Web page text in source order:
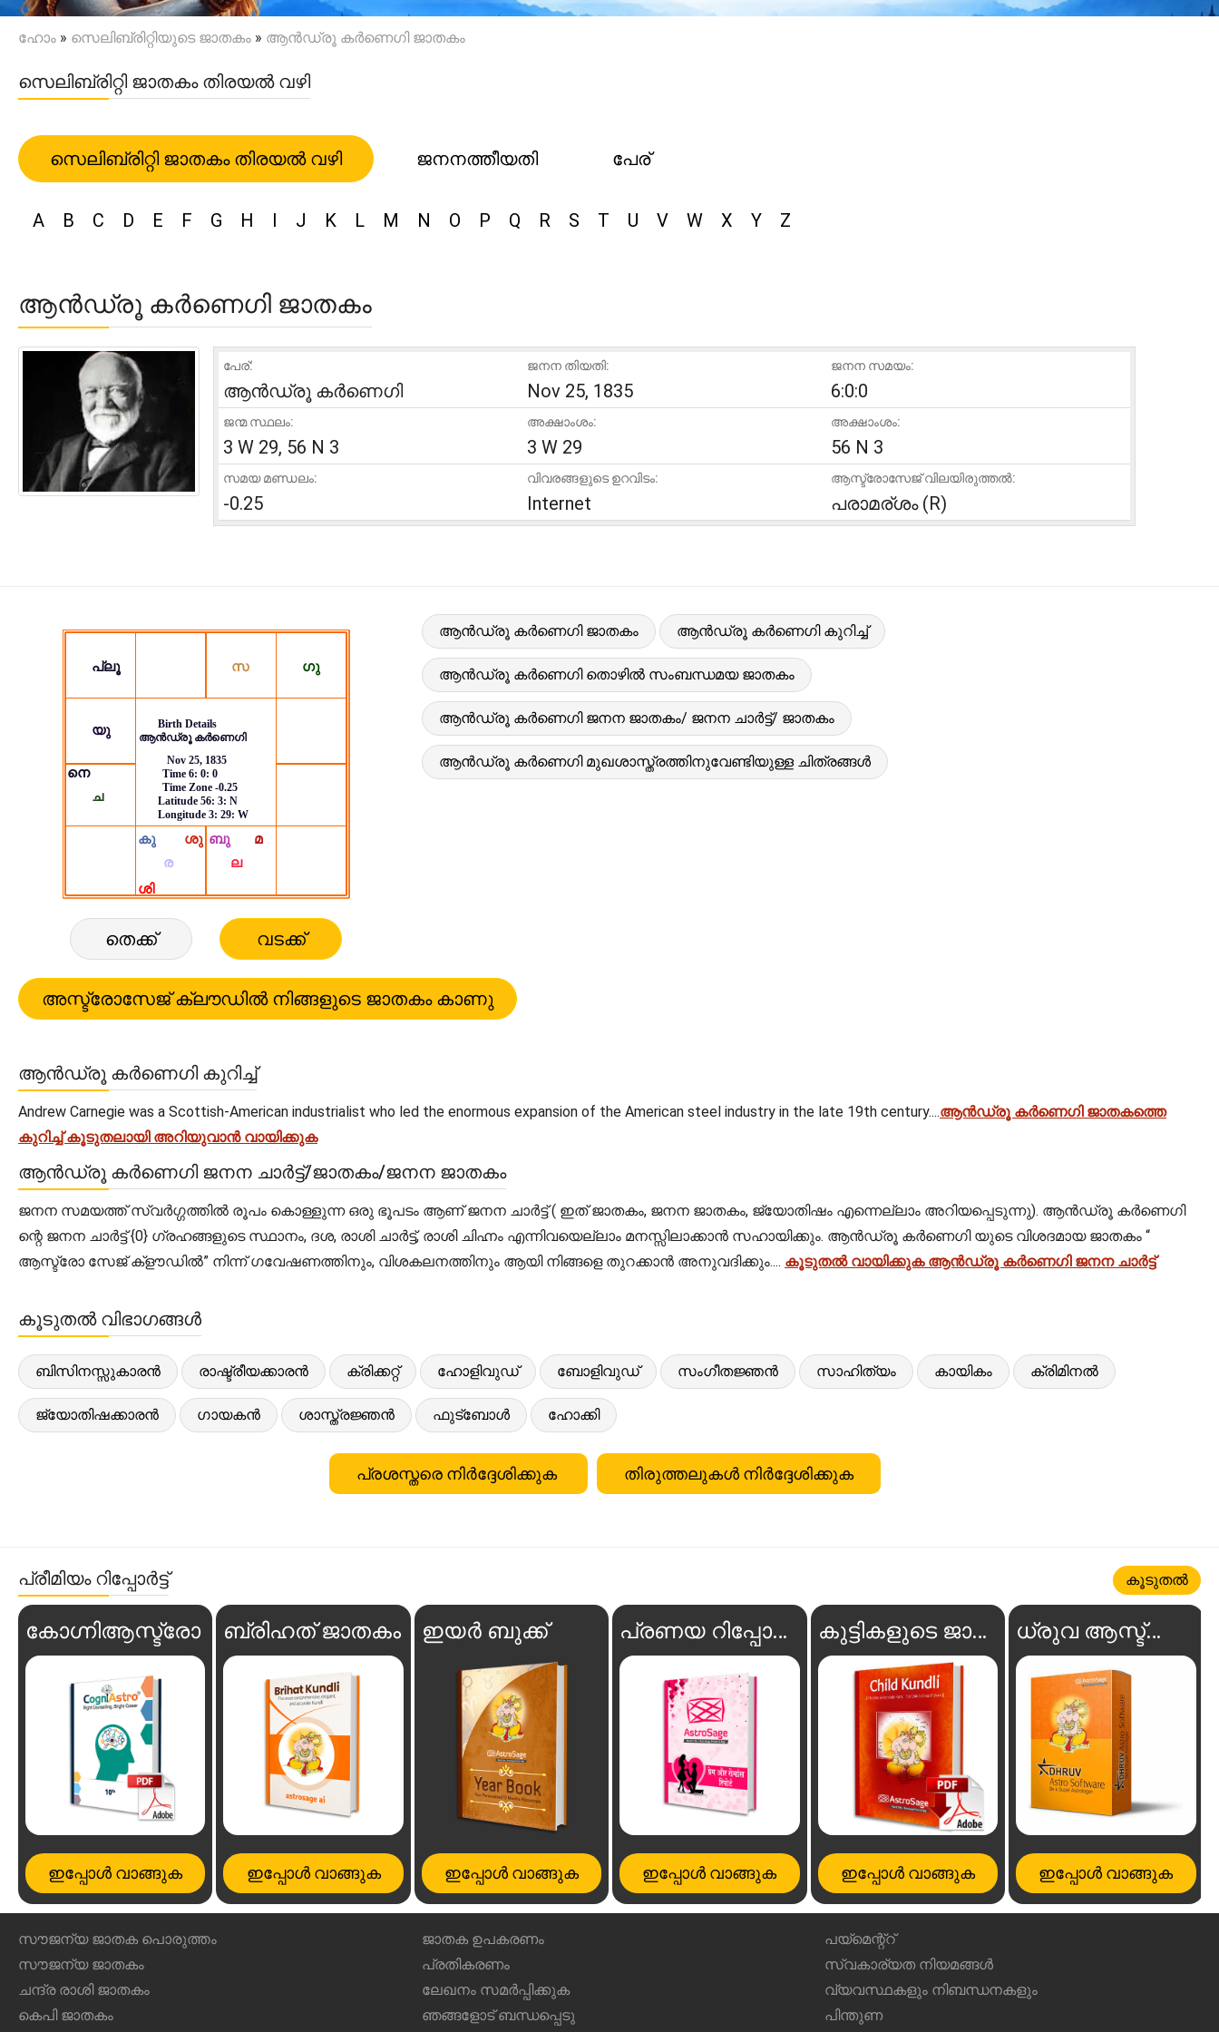
ഹോം » സെലിബ്രിറ്റിയുടെ ജാതകം » ആൻഡ്രൂ കർണെഗി ജാതകം
സെലിബ്രിറ്റി ജാതകം തിരയൽ വഴി
സെലിബ്രിറ്റി ജാതകം തിരയൽ വഴി ജനനത്തീയതി പേര്
A B C D E F G H I J K L M N O P Q R S T U V W X Y Z
ആൻഡ്രൂ കർണെഗി ജാതകം
പേര്:
ആൻഡ്രൂ കർണെഗി
ജനന തിയതി:
Nov 25, 1835
ജനന സമയം:
6:0:0
ജന്മ സ്ഥലം:
3 W 29, 56 N 3
അക്ഷാംശം:
3 W 29
അക്ഷാംശം:
56 N 3
സമയ മണ്ഡലം:
-0.25
വിവരങ്ങളുടെ ഉറവിടം:
Internet
ആസ്ട്രോസേജ് വിലയിരുത്തൽ:
പരാമര്ശം (R)
തെക്ക് വടക്ക്
ആൻഡ്രൂ കർണെഗി ജാതകം ആൻഡ്രൂ കർണെഗി കുറിച്ച്
ആൻഡ്രൂ കർണെഗി തൊഴിൽ സംബന്ധമയ ജാതകം
ആൻഡ്രൂ കർണെഗി ജനന ജാതകം/ ജനന ചാർട്ട്/ ജാതകം
ആൻഡ്രൂ കർണെഗി മുഖശാസ്ത്രത്തിനുവേണ്ടിയുള്ള ചിത്രങ്ങൾ
ആൻഡ്രൂ കർണെഗി കുറിച്ച്
Andrew Carnegie was a Scottish-American industrialist who led the enormous expansion of the American steel industry in the late 19th century....ആൻഡ്രൂ കർണെഗി ജാതകത്തെ
കുറിച്ച് കൂടുതലായി അറിയുവാൻ വായിക്കുക
ആൻഡ്രൂ കർണെഗി ജനന ചാർട്ട്/ജാതകം/ജനന ജാതകം
ജനന സമയത്ത് സ്വർഗ്ഗത്തിൽ രൂപം കൊള്ളുന്ന ഒരു ഭൂപടം ആണ് ജനന ചാർട്ട് ( ഇത് ജാതകം, ജനന ജാതകം, ജ്യോതിഷം എന്നെല്ലാം അറിയപ്പെടുന്നു). ആൻഡ്രൂ കർണെഗി
ന്റെ ജനന ചാർട്ട് {0} ഗ്രഹങ്ങളുടെ സ്ഥാനം, ദശ, രാശി ചാർട്ട്, രാശി ചിഹ്നം എന്നിവയെല്ലാം മനസ്സിലാക്കാൻ സഹായിക്കും. ആൻഡ്രൂ കർണെഗി യുടെ വിശദമായ ജാതകം “
ആസ്ട്രോ സേജ് ക്‌ളൗഡിൽ” നിന്ന് ഗവേഷണത്തിനും, വിശകലനത്തിനും ആയി നിങ്ങളെ തുറക്കാൻ അനുവദിക്കും.... കൂടുതൽ വായിക്കുക ആൻഡ്രൂ കർണെഗി ജനന ചാർട്ട്
കൂടുതൽ വിഭാഗങ്ങൾ
ബിസിനസ്സുകാരൻ രാഷ്ട്രീയക്കാരൻ ക്രിക്കറ്റ് ഹോളിവുഡ് ബോളിവുഡ് സംഗീതജ്ഞൻ സാഹിത്യം കായികം ക്രിമിനൽ
ജ്യോതിഷക്കാരൻ ഗായകൻ ശാസ്ത്രജ്ഞൻ ഫുട്ബോൾ ഹോക്കി
പ്രശസ്തരെ നിർദ്ദേശിക്കുക തിരുത്തലുകൾ നിർദ്ദേശിക്കുക
പ്രീമിയം റിപ്പോർട്ട് കൂടുതൽ
കോഗ്നിആസ്ട്രോ
ഇപ്പോൾ വാങ്ങുക
ബ്രിഹത് ജാതകം
ഇപ്പോൾ വാങ്ങുക
ഇയർ ബുക്ക്
ഇപ്പോൾ വാങ്ങുക
പ്രണയ റിപ്പോർട്ട്
ഇപ്പോൾ വാങ്ങുക
കുട്ടികളുടെ ജാതകം
ഇപ്പോൾ വാങ്ങുക
ധ്രുവ ആസ്ട്രോ സോഫ്റ്റ്‌വെയർ
ഇപ്പോൾ വാങ്ങുക
സൗജന്യ ജാതക പൊരുത്തം
സൗജന്യ ജാതകം
ചന്ദ്ര രാശി ജാതകം
കെപി ജാതകം
ജാതക ഉപകരണം
പ്രതികരണം
ലേഖനം സമർപ്പിക്കുക
ഞങ്ങളോട് ബന്ധപ്പെടു
പയ്മെന്റ്റ്
സ്വകാര്യത നിയമങ്ങൾ
വ്യവസ്ഥകളും നിബന്ധനകളും
പിന്തുണ